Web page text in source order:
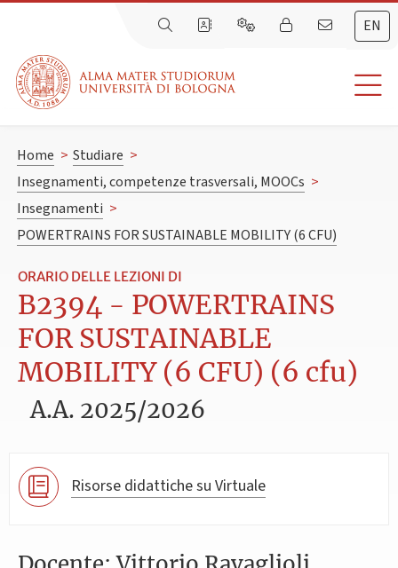
EN
Home > Studiare >
Insegnamenti, competenze trasversali, MOOCs >
Insegnamenti >
POWERTRAINS FOR SUSTAINABLE MOBILITY (6 CFU)
ORARIO DELLE LEZIONI DI
B2394 - POWERTRAINS
FOR SUSTAINABLE
MOBILITY (6 CFU) (6 cfu)
A.A. 2025/2026
Risorse didattiche su Virtuale